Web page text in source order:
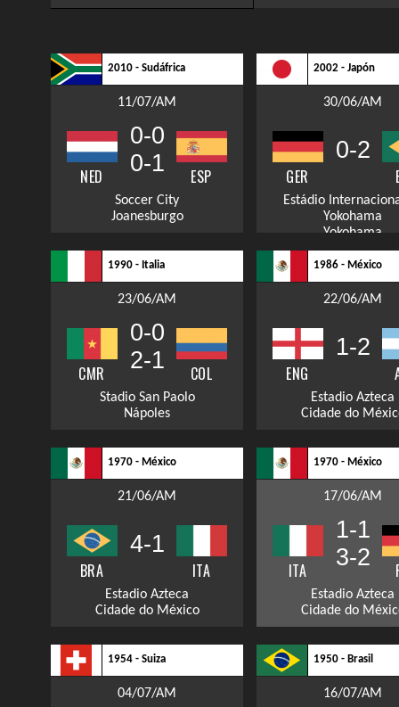
2010 - Sudáfrica
11/07/AM
NED
0-0
0-1
ESP
Soccer City
Joanesburgo
2002 - Japón
30/06/AM
GER
0-2
Estádio
Yokohama
Yokohama
1990 - Italia
23/06/AM
CMR
0-0
2-1
COL
Stadio San Paolo
Nápoles
1986 - México
22/06/AM
ENG
1-2
Estadio Azteca
Cidade do
1970 - México
21/06/AM
BRA
4-1
ITA
Estadio Azteca
Cidade do México
1970 - México
17/06/AM
ITA
1-1
3-2
Estadio Azteca
Cidade do
1954 - Suiza
04/07/AM
1950 - Brasil
16/07/AM